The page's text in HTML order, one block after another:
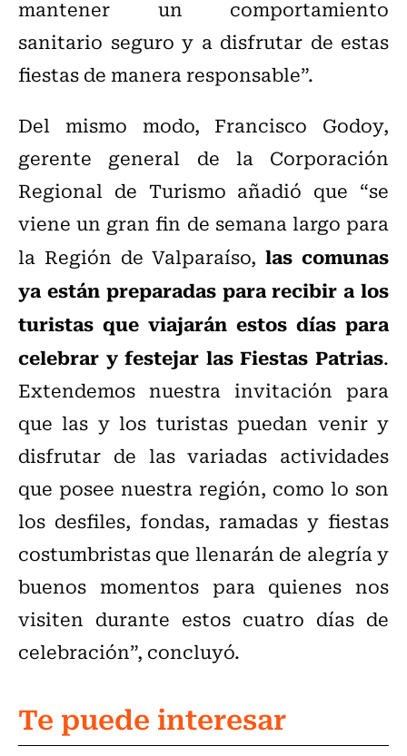
mantener un comportamiento
sanitario seguro y a disfrutar de estas
fiestas de manera responsable”.
Del mismo modo, Francisco Godoy,
gerente general de la Corporación
Regional de Turismo añadió que “se
viene un gran fin de semana largo para
la Región de Valparaíso, las comunas
ya están preparadas para recibir a los
turistas que viajarán estos días para
celebrar y festejar las Fiestas Patrias.
Extendemos nuestra invitación para
que las y los turistas puedan venir y
disfrutar de las variadas actividades
que posee nuestra región, como lo son
los desfiles, fondas, ramadas y fiestas
costumbristas que llenarán de alegría y
buenos momentos para quienes nos
visiten durante estos cuatro días de
celebración”, concluyó.
Te puede interesar